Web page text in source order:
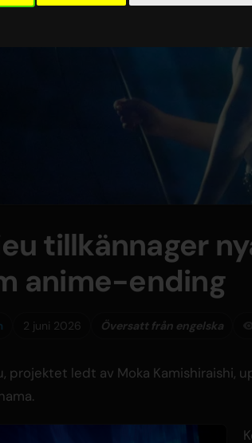
tillkännager
anime-ending
2 juni 2026 Översatt från engelska
projektet ledt av Moka Kamishiraishi,